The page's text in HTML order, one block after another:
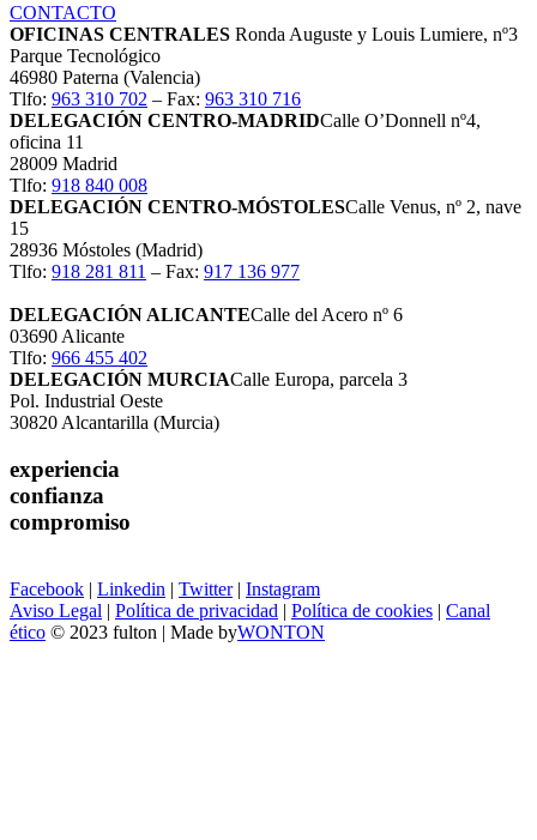
CONTACTO
OFICINAS CENTRALES Ronda Auguste y Louis Lumiere, nº3
Parque Tecnológico
46980 Paterna (Valencia)
Tlfo: 963 310 702 – Fax: 963 310 716
DELEGACIÓN CENTRO-MADRIDCalle O’Donnell nº4,
oficina 11
28009 Madrid
Tlfo: 918 840 008
DELEGACIÓN CENTRO-MÓSTOLESCalle Venus, nº 2, nave
15
28936 Móstoles (Madrid)
Tlfo: 918 281 811 – Fax: 917 136 977
DELEGACIÓN ALICANTECalle del Acero nº 6
03690 Alicante
Tlfo: 966 455 402
DELEGACIÓN MURCIACalle Europa, parcela 3
Pol. Industrial Oeste
30820 Alcantarilla (Murcia)
experiencia
confianza
compromiso
Facebook | Linkedin | Twitter| Instagram
Aviso Legal | Política de privacidad | Política de cookies | Canal
ético © 2023 fulton | Made byWONTON